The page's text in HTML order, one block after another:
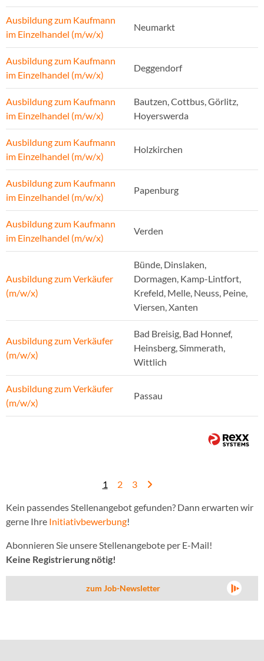
Ausbildung zum Kaufmann
im Einzelhandel (m/w/x)
Neumarkt
Ausbildung zum Kaufmann
im Einzelhandel (m/w/x)
Deggendorf
Ausbildung zum Kaufmann
im Einzelhandel (m/w/x)
Bautzen, Cottbus, Görlitz,
Hoyerswerda
Ausbildung zum Kaufmann
im Einzelhandel (m/w/x)
Holzkirchen
Ausbildung zum Kaufmann
im Einzelhandel (m/w/x)
Papenburg
Ausbildung zum Kaufmann
im Einzelhandel (m/w/x)
Verden
Ausbildung zum Verkäufer
(m/w/x)
Bünde, Dinslaken,
Dormagen, Kamp-Lintfort,
Krefeld, Melle, Neuss, Peine,
Viersen, Xanten
Ausbildung zum Verkäufer
(m/w/x)
Bad Breisig, Bad Honnef,
Heinsberg, Simmerath,
Wittlich
Ausbildung zum Verkäufer
(m/w/x)
Passau
1 2 3
Kein passendes Stellenangebot gefunden? Dann erwarten wir
gerne Ihre Initiativbewerbung!
Abonnieren Sie unsere Stellenangebote per E-Mail!
Keine Registrierung nötig!
zum Job-Newsletter